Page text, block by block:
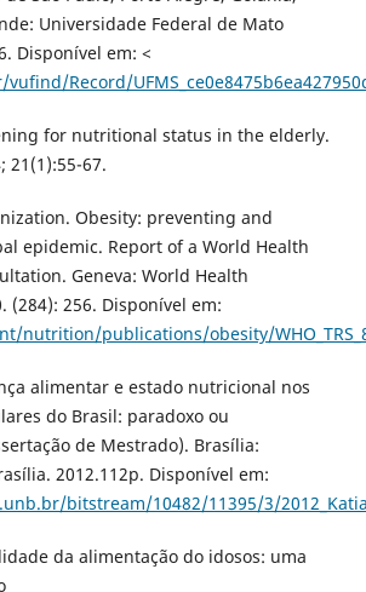
Universidade Federal de Mato
Disponível em: <
Record/
for nutritional status in the elderly.
21(1):55-67.
Obesity: preventing and
epidemic. Report of a World Health
Geneva: World Health
(284): 256. Disponível em:
nutrition/publications/obesity/
alimentar e estado nutricional nos
do Brasil: paradoxo ou
de Mestrado). Brasília:
2012.112p. Disponível em:
bitstream/10482/11395/3/
da alimentação do idosos: uma